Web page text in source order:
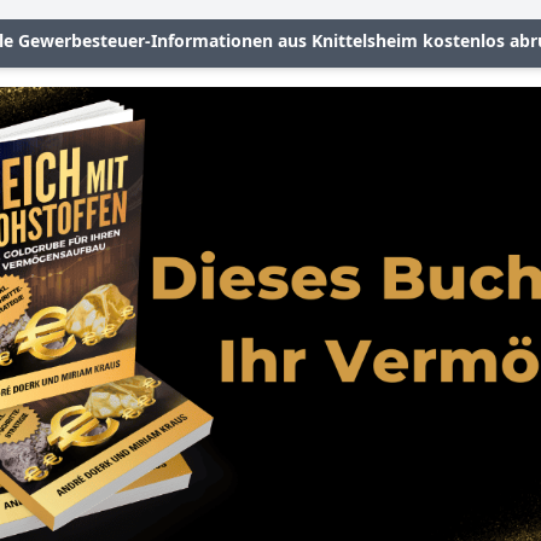
Gewerbesteuer-Informationen aus Knittelsheim kostenlos